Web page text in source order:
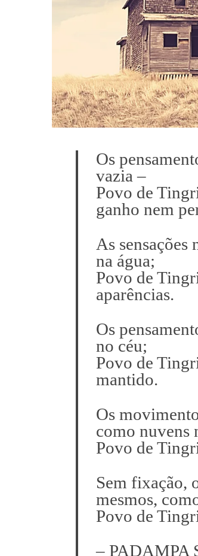
Os
vazia –
Povo de
ganho nem
As sensações
na água;
Povo de
aparências.
Os
no céu;
Povo de
mantido.
Os
como nuvens
Povo de
Sem fixação,
mesmos,
Povo de
– PADAMPA
S
r
c
h
r
: